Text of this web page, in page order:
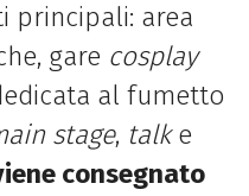
principali: area
gare cosplay
al fumetto
stage, talke
consegnato